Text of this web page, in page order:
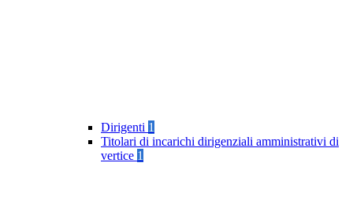
Dirigenti 1
Titolari di incarichi dirigenziali amministrativi di
vertice 1